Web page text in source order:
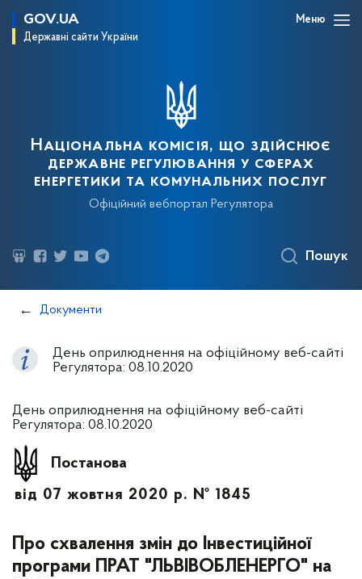
GOV.UA
Державні сайти України
Меню
Національна комісія, що здійснює
державне регулювання у сферах
енергетики та комунальних послуг
Офіційний вебпортал Регулятора
Пошук
Документи
День оприлюднення на офіційному веб-сайті
Регулятора: 08.10.2020
День оприлюднення на офіційному веб-сайті
Регулятора: 08.10.2020
Постанова
від 07 жовтня 2020 р. № 1845
Про схвалення змін до Інвестиційної
програми ПРАТ "ЛЬВІВОБЛЕНЕРГО" на